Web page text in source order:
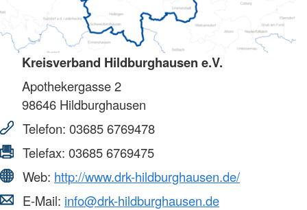
Kreisverband Hildburghausen e.V.
Apothekergasse 2
98646 Hildburghausen
Telefon: 03685 6769478
Telefax: 03685 6769475
Web: http://www.drk-hildburghausen.de/
E-Mail: info@drk-hildburghausen.de